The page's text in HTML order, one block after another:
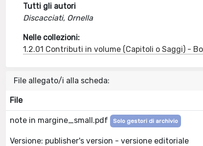
Tutti gli autori
Discacciati, Ornella
Nelle collezioni:
1.2.01 Contributi in volume (Capitoli o Saggi) -
File allegato/i alla scheda:
File
note in margine_small.pdf Solo gestori di archivio
Versione: publisher's version - versione editoriale